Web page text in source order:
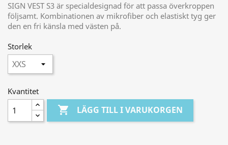
SIGN VEST S3 är specialdesignad för att passa överkroppen
följsamt. Kombinationen av mikrofiber och elastiskt tyg ger
den en fri känsla med västen på.
Storlek
Kvantitet
 LÄGG TILL I VARUKORGEN